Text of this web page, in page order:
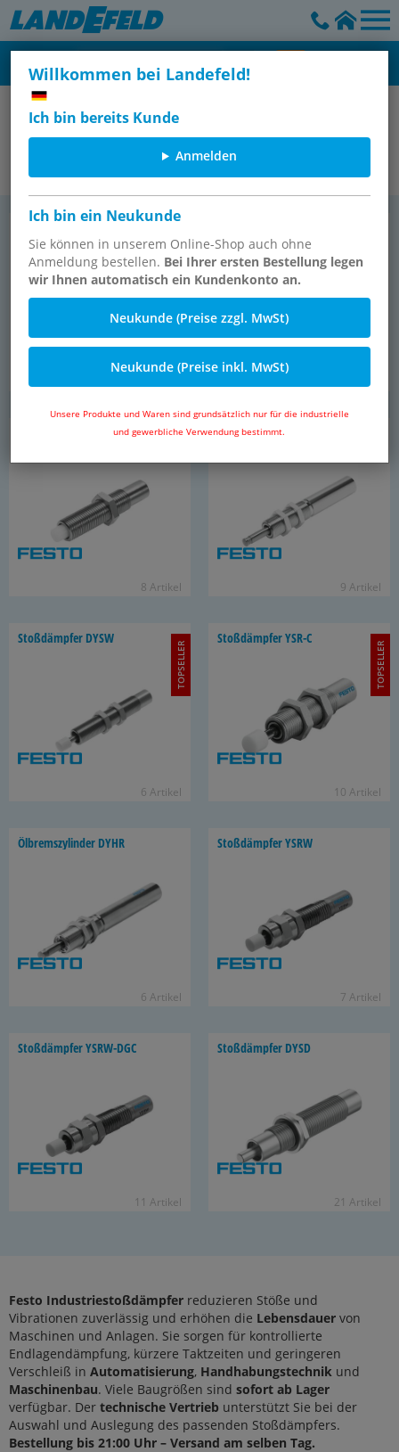
Willkommen bei Landefeld!
Ich bin bereits Kunde
Anmelden
Ich bin ein Neukunde
Sie können in unserem Online-Shop auch ohne
Anmeldung bestellen. Bei Ihrer ersten Bestellung legen
wir Ihnen automatisch ein Kundenkonto an.
Neukunde (Preise zzgl. MwSt)
Neukunde (Preise inkl. MwSt)
Unsere Produkte und Waren sind grundsätzlich nur für die industrielle
und gewerbliche Verwendung bestimmt.
Pneumatische Zylinder
Industriestoßdämpfer
29 Ar­ti­kel
8 Ar­ti­kel
Stoß­dämp­fer DYSR
9 Ar­ti­kel
Stoß­dämp­fer DYSW
6 Ar­ti­kel
TOPSELLER
Stoß­dämp­fer YSR-C
10 Ar­ti­kel
TOPSELLER
Öl­brems­zy­lin­der DYHR
6 Ar­ti­kel
Stoß­dämp­fer YSRW
7 Ar­ti­kel
Stoß­dämp­fer YSRW-​DGC
11 Ar­ti­kel
Stoß­dämp­fer DYSD
21 Ar­ti­kel
Festo Industriestoßdämpfer reduzieren Stöße und
Vibrationen zuverlässig und erhöhen die Lebensdauer von
Maschinen und Anlagen. Sie sorgen für kontrollierte
Endlagendämpfung, kürzere Taktzeiten und geringeren
Verschleiß in Automatisierung, Handhabungstechnik und
Maschinenbau. Viele Baugrößen sind sofort ab Lager
verfügbar. Der technische Vertrieb unterstützt Sie bei der
Auswahl und Auslegung des passenden Stoßdämpfers.
Bestellung bis 21:00 Uhr – Versand am selben Tag.